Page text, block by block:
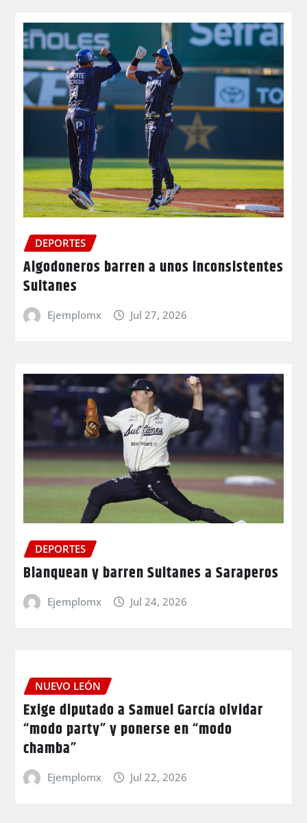
DEPORTES
Algodoneros barren a unos inconsistentes
Sultanes
Ejemplomx Jul 27, 2026
DEPORTES
Blanquean y barren Sultanes a Saraperos
Ejemplomx Jul 24, 2026
NUEVO LEÓN
Exige diputado a Samuel García olvidar
“modo party” y ponerse en “modo
chamba”
Ejemplomx Jul 22, 2026